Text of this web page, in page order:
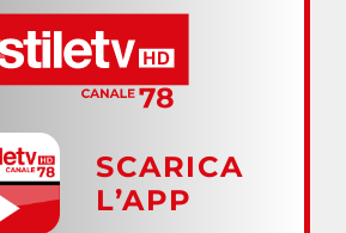
SCARICA
L’APP